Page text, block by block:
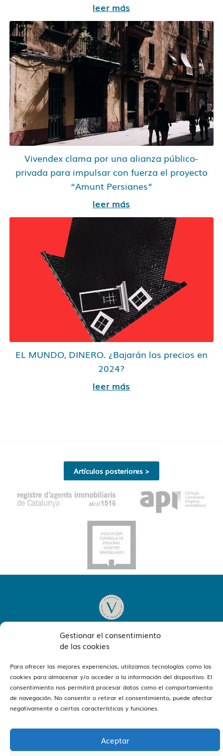
Gestionar el consentimiento
de las cookies
Para ofrecer las mejores experiencias, utilizamos tecnologías como las
cookies para almacenar y/o acceder a la información del dispositivo. El
consentimiento nos permitirá procesar datos como el comportamiento
de navegación. No consentir o retirar el consentimiento, puede afectar
negativamente a ciertas características y funciones.
Aceptar
leer más
Vivendex clama por una alianza público-
privada para impulsar con fuerza el proyecto
“Amunt Persianes”
leer más
EL MUNDO, DINERO. ¿Bajarán los precios en
2024?
leer más
Artículos posteriores >
Estamos en Barcelona y Reus
Vivendex2026 Aviso legal
Política de Privacidad
Política de Cookies